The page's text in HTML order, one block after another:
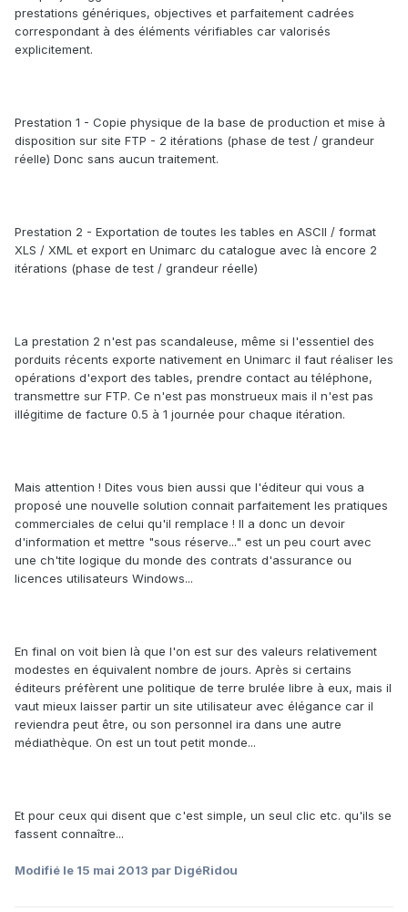
prestations génériques, objectives et parfaitement cadrées
correspondant à des éléments vérifiables car valorisés
explicitement.
Prestation 1 - Copie physique de la base de production et mise à
disposition sur site FTP - 2 itérations (phase de test / grandeur
réelle) Donc sans aucun traitement.
Prestation 2 - Exportation de toutes les tables en ASCII / format
XLS / XML et export en Unimarc du catalogue avec là encore 2
itérations (phase de test / grandeur réelle)
La prestation 2 n'est pas scandaleuse, même si l'essentiel des
porduits récents exporte nativement en Unimarc il faut réaliser les
opérations d'export des tables, prendre contact au téléphone,
transmettre sur FTP. Ce n'est pas monstrueux mais il n'est pas
illégitime de facture 0.5 à 1 journée pour chaque itération.
Mais attention ! Dites vous bien aussi que l'éditeur qui vous a
proposé une nouvelle solution connait parfaitement les pratiques
commerciales de celui qu'il remplace ! Il a donc un devoir
d'information et mettre "sous réserve..." est un peu court avec
une ch'tite logique du monde des contrats d'assurance ou
licences utilisateurs Windows...
En final on voit bien là que l'on est sur des valeurs relativement
modestes en équivalent nombre de jours. Après si certains
éditeurs préfèrent une politique de terre brulée libre à eux, mais il
vaut mieux laisser partir un site utilisateur avec élégance car il
reviendra peut être, ou son personnel ira dans une autre
médiathèque. On est un tout petit monde...
Et pour ceux qui disent que c'est simple, un seul clic etc. qu'ils se
fassent connaître...
Modifié le 15 mai 2013 par DigéRidou